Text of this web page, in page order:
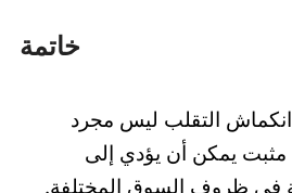
خاتمة
التقلب ليس مجرد
يمكن أن يؤدي إلى
في ظروف السوق المختلفة.